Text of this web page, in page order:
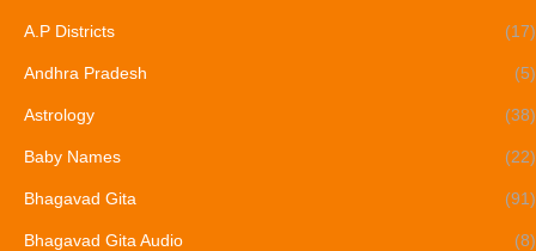
A.P Districts (17)
Andhra Pradesh (5)
Astrology (38)
Baby Names (22)
Bhagavad Gita (91)
Bhagavad Gita Audio (8)